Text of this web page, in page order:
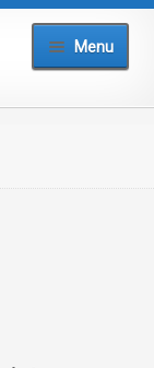
Menu